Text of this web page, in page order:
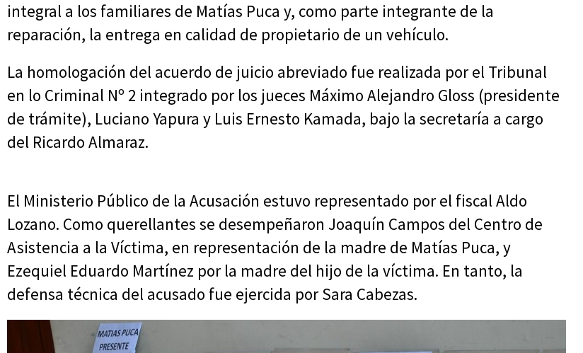
integral a los familiares de Matías Puca y, como parte integrante de la
reparación, la entrega en calidad de propietario de un vehículo.
La homologación del acuerdo de juicio abreviado fue realizada por el Tribunal
en lo Criminal Nº 2 integrado por los jueces Máximo Alejandro Gloss (presidente
de trámite), Luciano Yapura y Luis Ernesto Kamada, bajo la secretaría a cargo
del Ricardo Almaraz.
El Ministerio Público de la Acusación estuvo representado por el fiscal Aldo
Lozano. Como querellantes se desempeñaron Joaquín Campos del Centro de
Asistencia a la Víctima, en representación de la madre de Matías Puca, y
Ezequiel Eduardo Martínez por la madre del hijo de la víctima. En tanto, la
defensa técnica del acusado fue ejercida por Sara Cabezas.